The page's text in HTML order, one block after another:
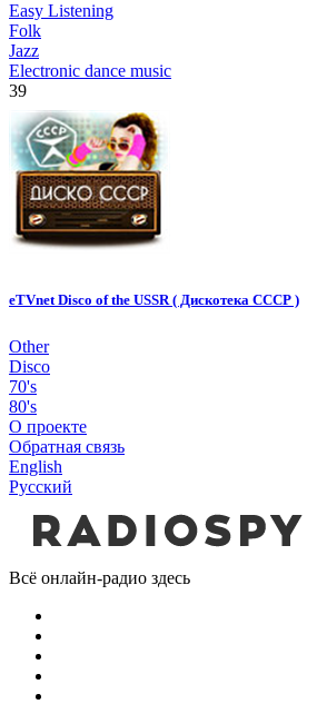
Easy Listening
Folk
Jazz
Electronic dance music
39
eTVnet Disco of the USSR ( Дискотека СССР )
Other
Disco
70's
80's
О проекте
Обратная связь
English
Русский
Всё онлайн-радио здесь